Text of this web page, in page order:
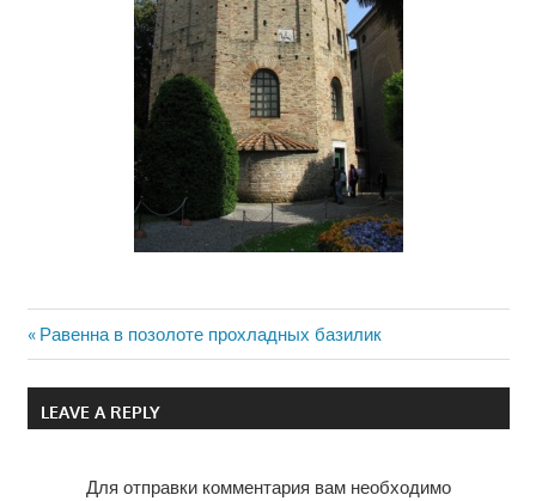
Навигация
по
Previous
Post:
Равенна в позолоте прохладных базилик
LEAVE A REPLY
Для отправки комментария вам необходимо